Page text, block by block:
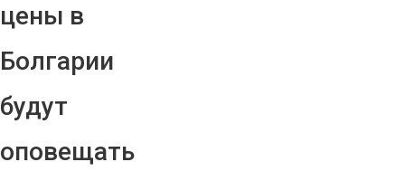
цены в
Болгарии
будут
оповещать